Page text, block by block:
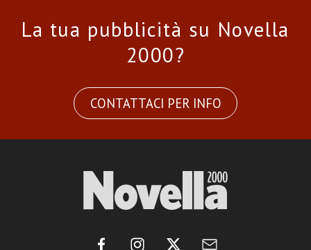
La tua pubblicità su Novella
2000?
CONTATTACI PER INFO